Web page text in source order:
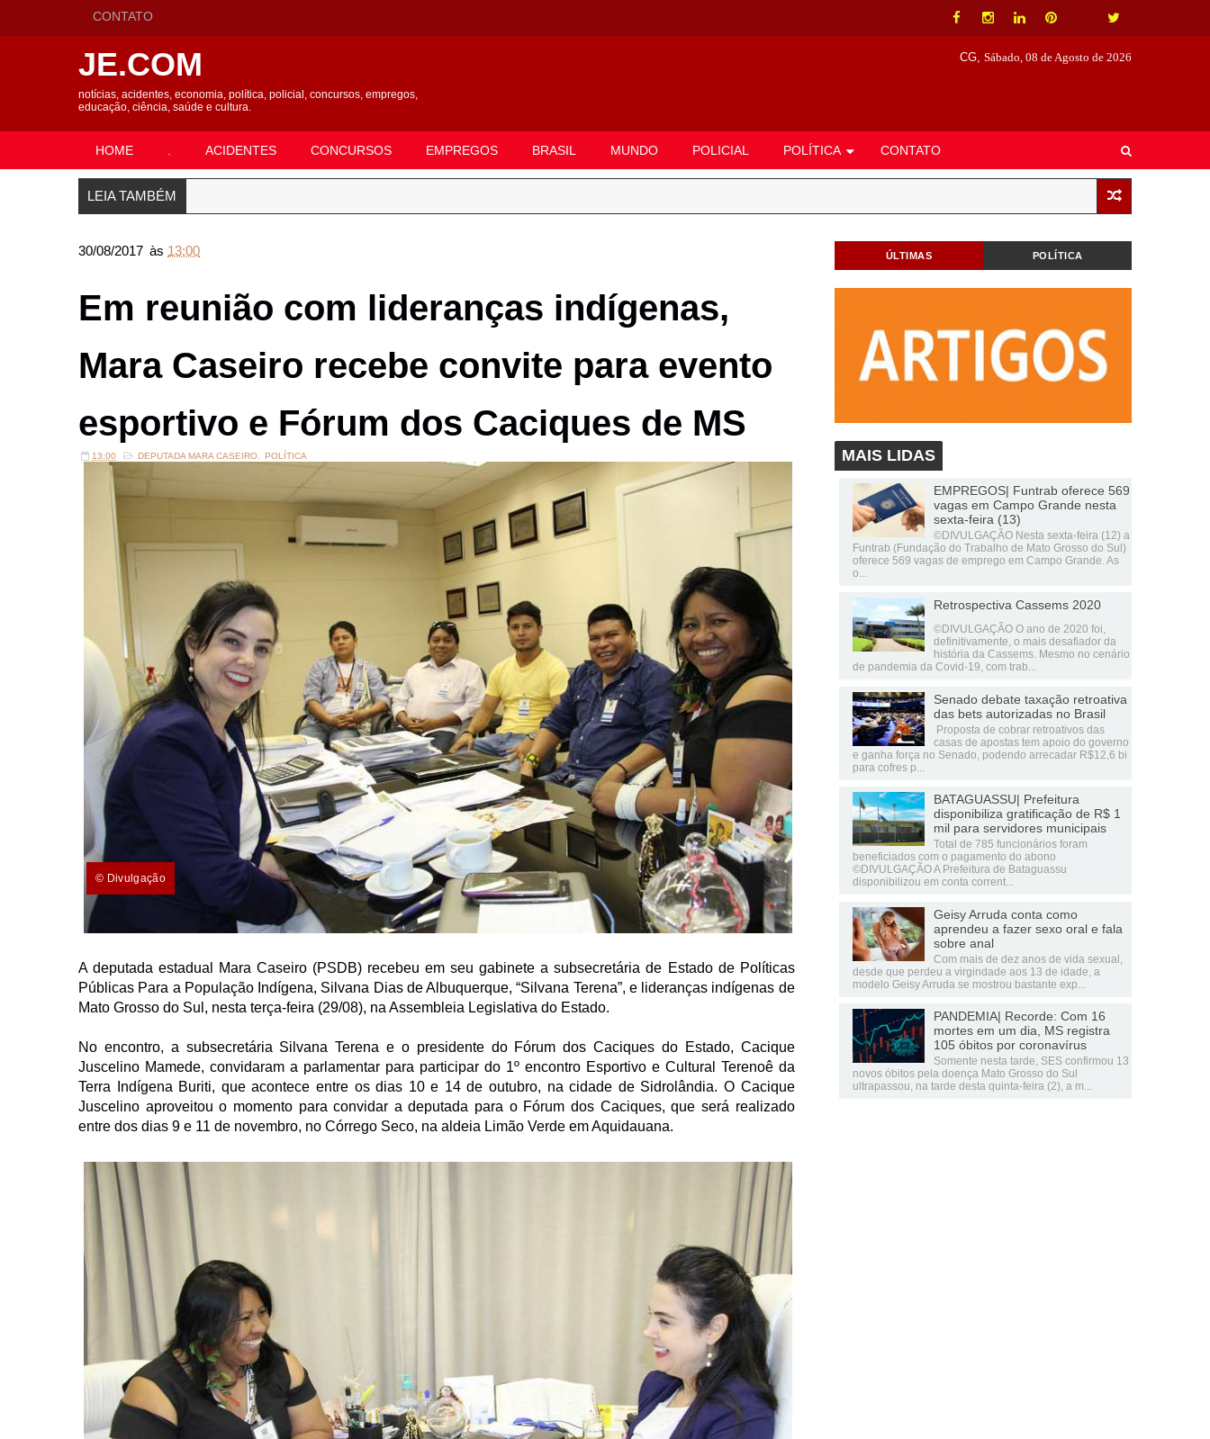
CONTATO
JE.COM
notícias, acidentes, economia, política, policial, concursos, empregos,
educação, ciência, saúde e cultura.
CG, Sábado, 08 de Agosto de 2026
HOME ACIDENTES CONCURSOS EMPREGOS BRASIL MUNDO POLICIAL POLÍTICA CONTATO
LEIA TAMBÉM
30/08/2017 às 13:00
Em reunião com lideranças indígenas,
Mara Caseiro recebe convite para evento
esportivo e Fórum dos Caciques de MS
13:00 DEPUTADA MARA CASEIRO POLÍTICA
© Divulgação
A deputada estadual Mara Caseiro (PSDB) recebeu em seu gabinete a subsecretária de Estado de Políticas
Públicas Para a População Indígena, Silvana Dias de Albuquerque, “Silvana Terena”, e lideranças indígenas de
Mato Grosso do Sul, nesta terça-feira (29/08), na Assembleia Legislativa do Estado.
No encontro, a subsecretária Silvana Terena e o presidente do Fórum dos Caciques do Estado, Cacique
Juscelino Mamede, convidaram a parlamentar para participar do 1º encontro Esportivo e Cultural Terenoê da
Terra Indígena Buriti, que acontece entre os dias 10 e 14 de outubro, na cidade de Sidrolândia. O Cacique
Juscelino aproveitou o momento para convidar a deputada para o Fórum dos Caciques, que será realizado
entre dos dias 9 e 11 de novembro, no Córrego Seco, na aldeia Limão Verde em Aquidauana.
ÚLTIMAS POLÍTICA
MAIS LIDAS
EMPREGOS| Funtrab oferece 569
vagas em Campo Grande nesta
sexta-feira (13)
©DIVULGAÇÃO Nesta sexta-feira (12) a
Funtrab (Fundação do Trabalho de Mato Grosso do Sul)
oferece 569 vagas de emprego em Campo Grande. As
o...
Retrospectiva Cassems 2020
©DIVULGAÇÃO O ano de 2020 foi,
definitivamente, o mais desafiador da
história da Cassems. Mesmo no cenário
de pandemia da Covid-19, com trab...
Senado debate taxação retroativa
das bets autorizadas no Brasil
Proposta de cobrar retroativos das
casas de apostas tem apoio do governo
e ganha força no Senado, podendo arrecadar R$12,6 bi
para cofres p...
BATAGUASSU| Prefeitura
disponibiliza gratificação de R$ 1
mil para servidores municipais
Total de 785 funcionários foram
beneficiados com o pagamento do abono
©DIVULGAÇÃO A Prefeitura de Bataguassu
disponibilizou em conta corrent...
Geisy Arruda conta como
aprendeu a fazer sexo oral e fala
sobre anal
Com mais de dez anos de vida sexual,
desde que perdeu a virgindade aos 13 de idade, a
modelo Geisy Arruda se mostrou bastante exp...
PANDEMIA| Recorde: Com 16
mortes em um dia, MS registra
105 óbitos por coronavírus
Somente nesta tarde, SES confirmou 13
novos óbitos pela doença Mato Grosso do Sul
ultrapassou, na tarde desta quinta-feira (2), a m...